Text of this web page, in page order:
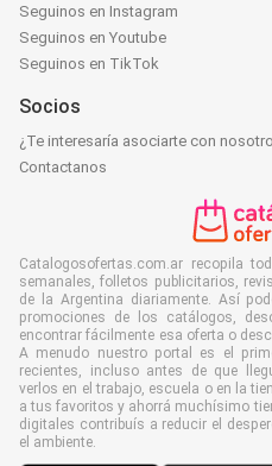
Seguinos en Instagram
Seguinos en Youtube
Seguinos en TikTok
Socios
¿Te interesaría asociarte con
Contactanos
Catalogosofertas.com.ar recopila
semanales, folletos publicitarios,
de la Argentina diariamente. Así
promociones de los catálogos,
encontrar fácilmente esa oferta o
A menudo nuestro portal es el
recientes, incluso antes de que
verlos en el trabajo, escuela o en la
a tus favoritos y ahorrá muchísimo
digitales contribuís a reducir el
el ambiente.